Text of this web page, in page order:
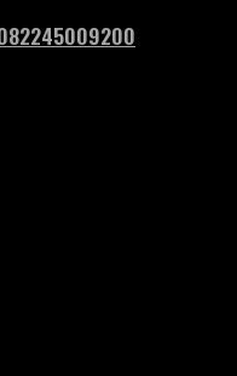
082245009200